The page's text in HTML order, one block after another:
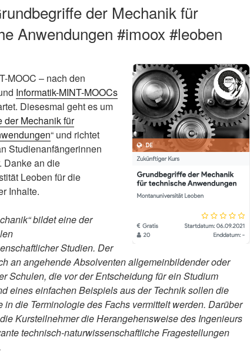
der Mechanik für
Anwendungen #imoox #leoben
MOOC – nach den
Informatik-MINT-MOOCs
Diesesmal geht es um
der Mechanik für
“ und richtet
Studienanfängerinnen
Danke an die
Leoben für die
Inhalte.
bildet eine der
Studien. Der
an angehende Absolventen allgemeinbildender oder
Schulen, die vor der Entscheidung für ein Studium
eines einfachen Beispiels aus der Technik sollen die
in die Terminologie des Fachs vermittelt werden. Darüber
Kursteilnehmer die Herangehensweise des Ingenieurs
technisch-naturwissenschaftliche Fragestellungen